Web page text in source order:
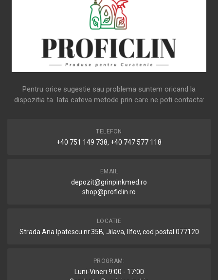
Pentru orice sugestie sau problema suntem oricand la
dispozitia ta. Iata cateva metode prin care ne poti contacta:
TELEFON
+40 751 149 738, +40 747 577 118
EMAIL
depozit@grinpinkmed.ro
shop@proficlin.ro
LOCATIE
Strada Ana Ipatescu nr.35B, Jilava, Ilfov, cod postal 077120
PROGRAM:
Luni-Vineri 9:00 - 17:00